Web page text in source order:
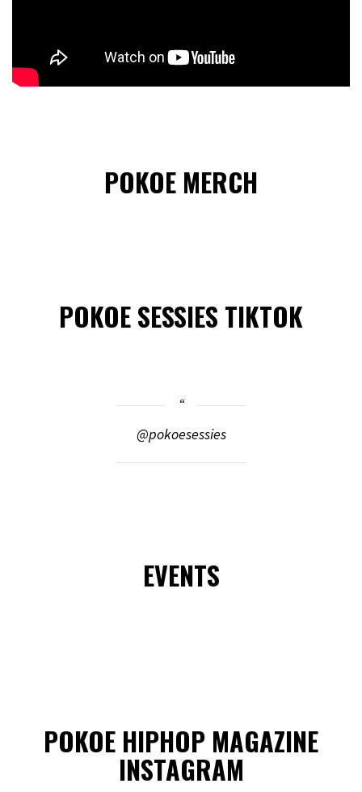
POKOE MERCH
POKOE SESSIES TIKTOK
@pokoesessies
EVENTS
POKOE HIPHOP MAGAZINE
INSTAGRAM